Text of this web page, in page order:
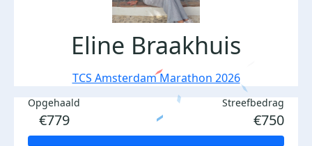
Eline Braakhuis
TCS Amsterdam Marathon 2026
Opgehaald
€779
Streefbedrag
€750